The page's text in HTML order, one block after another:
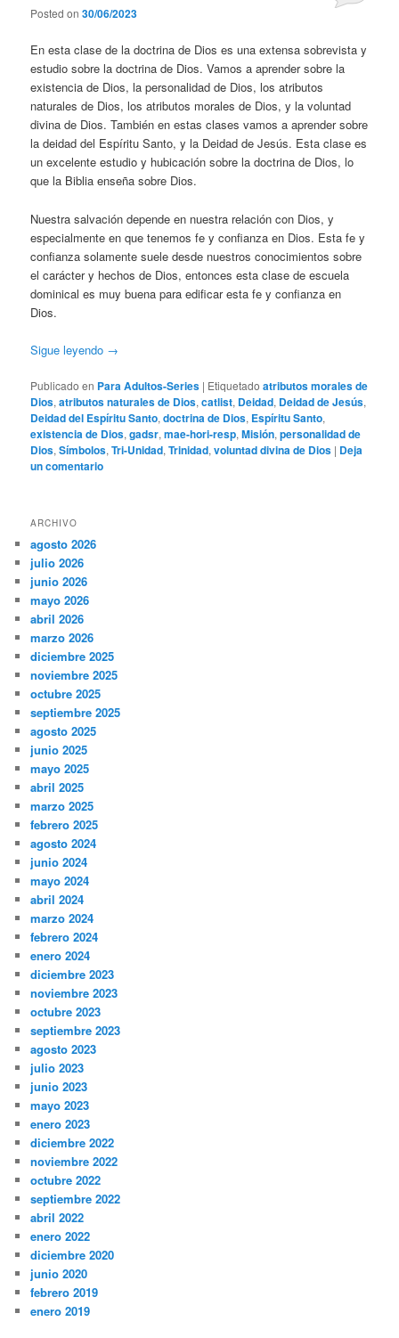
Posted on30/06/2023
En esta clase de la doctrina de Dios es una extensa sobrevista y
estudio sobre la doctrina de Dios. Vamos a aprender sobre la
existencia de Dios, la personalidad de Dios, los atributos
naturales de Dios, los atributos morales de Dios, y la voluntad
divina de Dios. También en estas clases vamos a aprender sobre
la deidad del Espíritu Santo, y la Deidad de Jesús. Esta clase es
un excelente estudio y hubicación sobre la doctrina de Dios, lo
que la Biblia enseña sobre Dios.
Nuestra salvación depende en nuestra relación con Dios, y
especialmente en que tenemos fe y confianza en Dios. Esta fe y
confianza solamente suele desde nuestros conocimientos sobre
el carácter y hechos de Dios, entonces esta clase de escuela
dominical es muy buena para edificar esta fe y confianza en
Dios.
Sigue leyendo →
Publicado en Para Adultos-Series | Etiquetado atributos morales de
Dios,atributos naturales de Dios,catlist, Deidad, Deidad de Jesús,
Deidad del Espíritu Santo,doctrina de Dios, Espíritu Santo,
existencia de Dios,gadsr,mae-hori-resp,Misión,personalidad de
Dios,Símbolos,Tri-Unidad,Trinidad,voluntad divina de Dios | Deja
un comentario
ARCHIVO
agosto 2026
julio 2026
junio 2026
mayo 2026
abril 2026
marzo 2026
diciembre 2025
noviembre 2025
octubre 2025
septiembre 2025
agosto 2025
junio 2025
mayo 2025
abril 2025
marzo 2025
febrero 2025
agosto 2024
junio 2024
mayo 2024
abril 2024
marzo 2024
febrero 2024
enero 2024
diciembre 2023
noviembre 2023
octubre 2023
septiembre 2023
agosto 2023
julio 2023
junio 2023
mayo 2023
enero 2023
diciembre 2022
noviembre 2022
octubre 2022
septiembre 2022
abril 2022
enero 2022
diciembre 2020
junio 2020
febrero 2019
enero 2019